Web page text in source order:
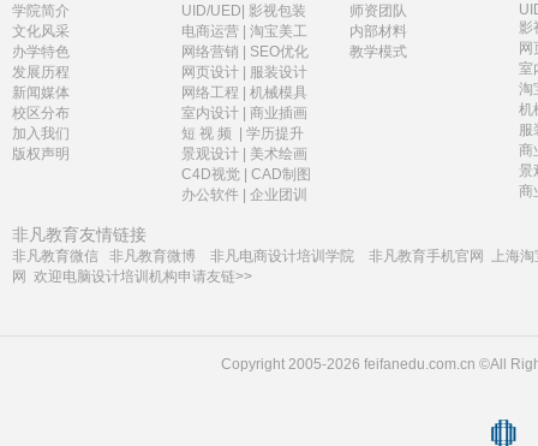
学院简介
文化风采
办学特色
发展历程
新闻媒体
校区分布
加入我们
版权声明
UID/UED 影视包装
电商运营| 淘宝美工
网络营销
SEO优化
网页设计|
服装设计
网络工程
机械模具
室内设计| 商业插画
短 视 频
学历提升
景观设计|
美术绘画
C4D视觉| CAD制图
办公软件| 企业团训
师资团队
内部材料
教学模式
影
网
室
淘
机
服
商
景
商
非凡教育友情链接
非凡教育微信 非凡教育微博 非凡电商设计培训学院 非凡教育手机官网
上海
网 欢迎电脑设计培训机构申请友链>>
Copyright 2005-2026 feifanedu.com.cn ©All